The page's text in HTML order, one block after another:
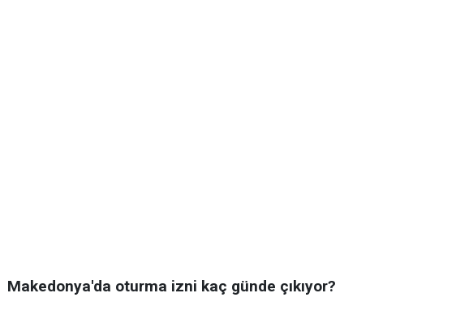
Makedonya'da oturma izni kaç günde çıkıyor?